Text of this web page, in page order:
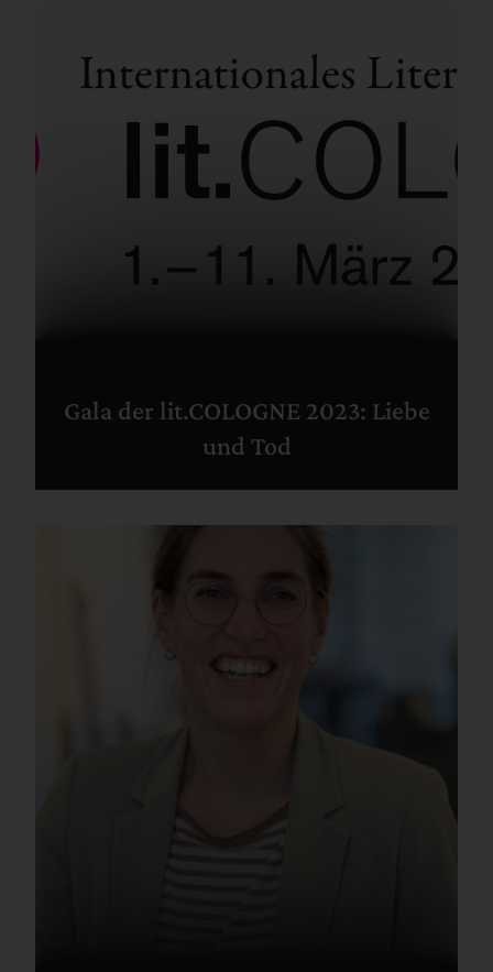
Gala der lit.COLOGNE 2023: Liebe
und Tod